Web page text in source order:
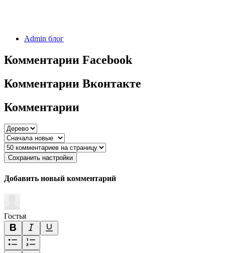
Admin блог
Комментарии Facebook
Комментарии Вконтакте
Комментарии
Сохранить настройки
Добавить новый комментарий
Гостья